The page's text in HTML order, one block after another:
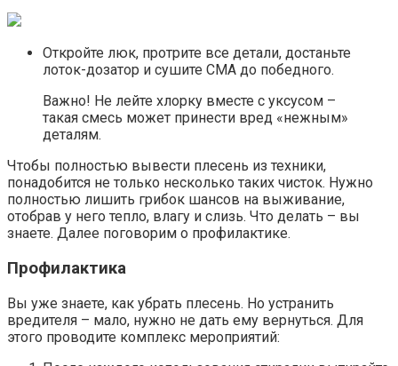
Откройте люк, протрите все детали, достаньте
лоток-дозатор и сушите СМА до победного.
Важно! Не лейте хлорку вместе с уксусом –
такая смесь может принести вред «нежным»
деталям.
Чтобы полностью вывести плесень из техники,
понадобится не только несколько таких чисток. Нужно
полностью лишить грибок шансов на выживание,
отобрав у него тепло, влагу и слизь. Что делать – вы
знаете. Далее поговорим о профилактике.
Профилактика
Вы уже знаете, как убрать плесень. Но устранить
вредителя – мало, нужно не дать ему вернуться. Для
этого проводите комплекс мероприятий: